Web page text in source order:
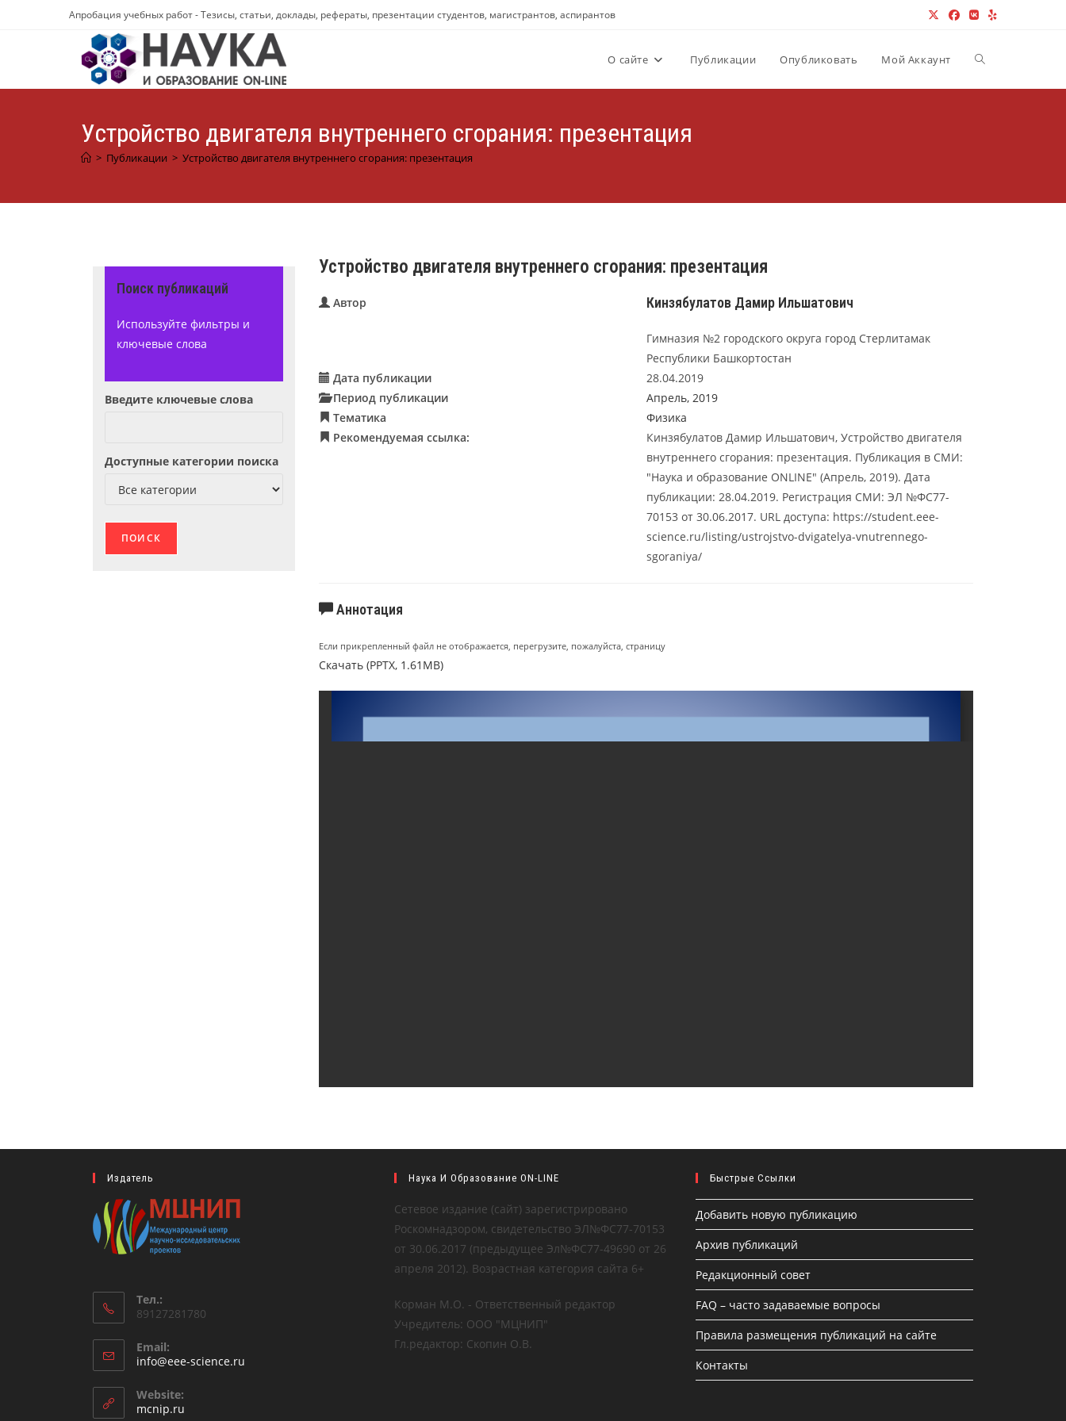
Апробация учебных работ - Тезисы, статьи, доклады, рефераты, презентации студентов, магистрантов, аспирантов
О сайте Публикации Опубликовать Мой Аккаунт Переключить
Устройство двигателя внутреннего сгорания: презентация
> Публикации > Устройство двигателя внутреннего сгорания: презентация
Поиск публикаций
Используйте фильтры и
ключевые слова
Введите ключевые слова
Доступные категории поиска
Устройство двигателя внутреннего сгорания: презентация
Автор Кинзябулатов Дамир Ильшатович
Гимназия №2 городского округа город Стерлитамак
Республики Башкортостан
Дата публикации
28.04.2019
Период публикации
Апрель, 2019
Тематика
Физика
Рекомендуемая ссылка:
Кинзябулатов Дамир Ильшатович, Устройство двигателя
внутреннего сгорания: презентация. Публикация в СМИ:
"Наука и образование ONLINE" (Апрель, 2019). Дата
публикации: 28.04.2019. Регистрация СМИ: ЭЛ №ФС77-
70153 от 30.06.2017. URL доступа: https://student.eee-
science.ru/listing/ustrojstvo-dvigatelya-vnutrennego-
sgoraniya/
Аннотация
Если прикрепленный файл не отображается, перегрузите, пожалуйста, страницу
Скачать (PPTX, 1.61MB)
Издатель
Тел.:
89127281780
Email:
info@eee-science.ru
Website:
mcnip.ru
Наука И Образование ON-LINE
Сетевое издание (сайт) зарегистрировано
Роскомнадзором, свидетельство ЭЛ№ФС77-70153
от 30.06.2017 (предыдущее Эл№ФC77-49690 от 26
апреля 2012). Возрастная категория сайта 6+
Корман М.О. - Ответственный редактор
Учредитель: ООО "МЦНИП"
Гл.редактор: Скопин О.В.
Быстрые Ссылки
Добавить новую публикацию
Архив публикаций
Редакционный совет
FAQ – часто задаваемые вопросы
Правила размещения публикаций на сайте
Контакты